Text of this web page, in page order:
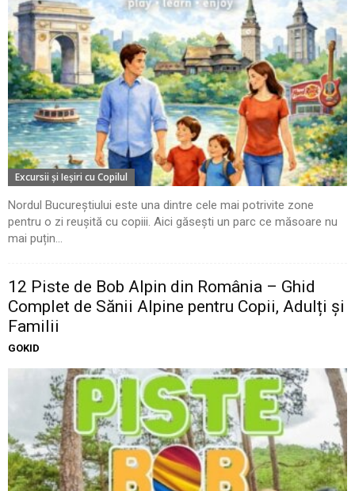
Excursii şi Ieşiri cu Copilul
Nordul Bucureștiului este una dintre cele mai potrivite zone
pentru o zi reușită cu copiii. Aici găsești un parc ce măsoare nu
mai puțin...
12 Piste de Bob Alpin din România – Ghid
Complet de Sănii Alpine pentru Copii, Adulți și
Familii
GOKID